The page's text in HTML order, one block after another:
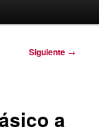
Siguiente →
a